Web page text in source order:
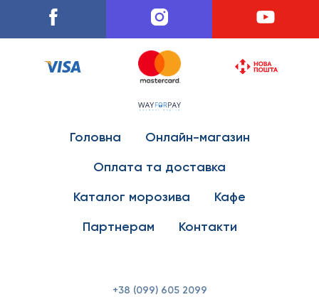
Головна
Онлайн-магазин
Оплата та доставка
Каталог морозива
Кафе
Партнерам
Контакти
+38 (099) 605 2099